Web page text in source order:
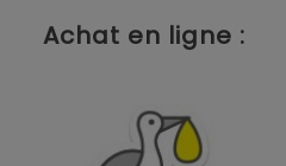
Achat en ligne :